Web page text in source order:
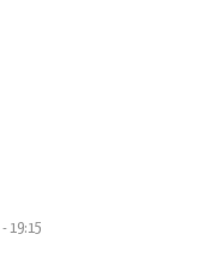
-19:15